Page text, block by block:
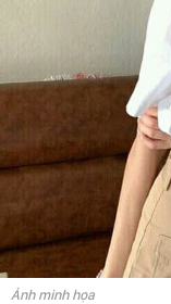
Ảnh minh họa